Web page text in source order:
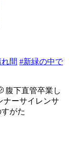
間 #新緑の中で
腹下直管卒業し
ナーサイレンサ
がた